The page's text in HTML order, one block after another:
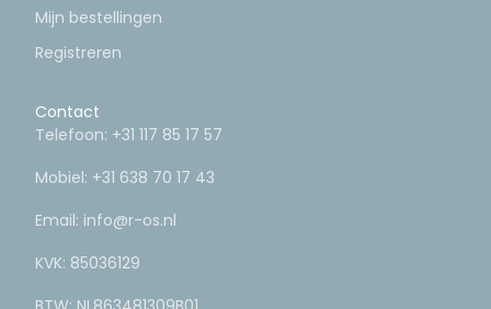
Mijn bestellingen
Registreren
Contact
Telefoon: +31 117 85 17 57
Mobiel: +31 638 70 17 43
Email: info@r-os.nl
KVK: 85036129